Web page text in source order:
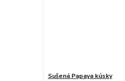
Sušená Papaya kúsky